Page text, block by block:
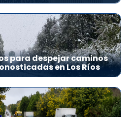
para despejar caminos
en Los Ríos